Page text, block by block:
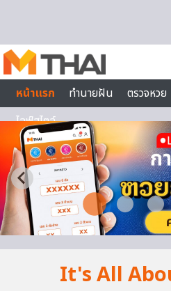
หน้าแรก
ทำนายฝัน ตรวจหวย
ไลฟ์สไตล์
It's All